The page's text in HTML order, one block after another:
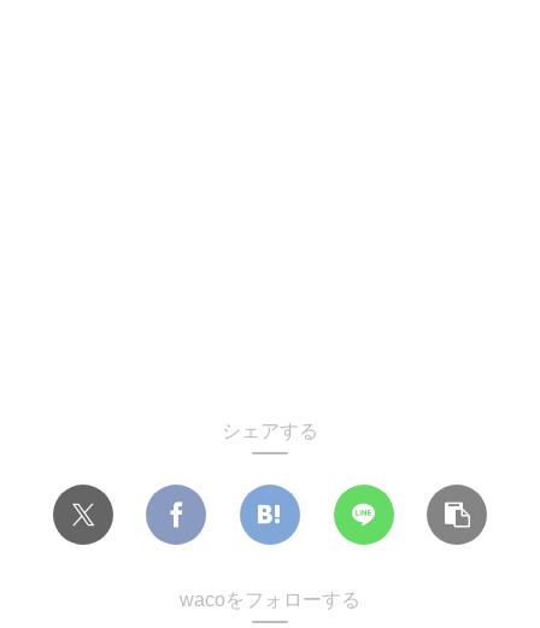
シェアする
wacoをフォローする